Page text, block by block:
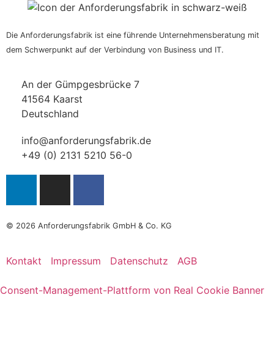
Die Anforderungsfabrik ist eine führende Unternehmensberatung mit
dem Schwerpunkt auf der Verbindung von Business und IT.
An der Gümpgesbrücke 7
41564 Kaarst
Deutschland
info@anforderungsfabrik.de
+49 (0) 2131 5210 56-0
© 2026 Anforderungsfabrik GmbH & Co. KG
Kontakt Impressum Datenschutz AGB
Consent-Management-Plattform von Real Cookie Banner